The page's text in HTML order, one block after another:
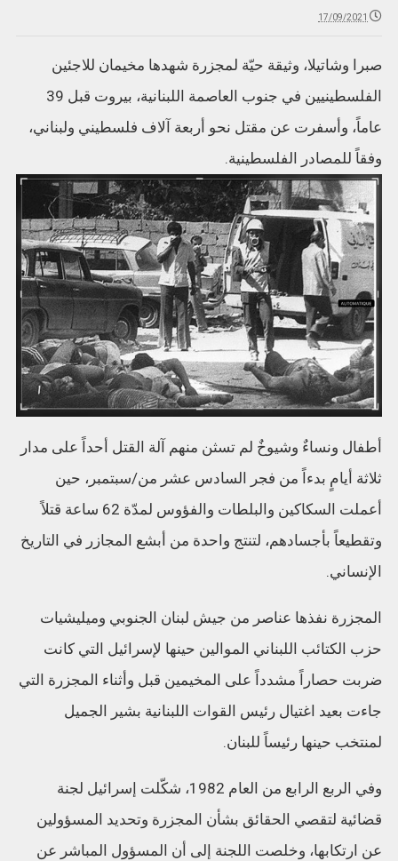
17/09/2021
صبرا وشاتيلا، وثيقة حيّة لمجزرة شهدها مخيمان للاجئين
الفلسطينيين في جنوب العاصمة اللبنانية، بيروت قبل 39
عاماً، وأسفرت عن مقتل نحو أربعة آلاف فلسطيني ولبناني،
وفقاً للمصادر الفلسطينية.
أطفال ونساءٌ وشيوخٌ لم تسثن منهم آلة القتل أحداً على مدار
ثلاثة أيامٍ بدءاً من فجر السادس عشر من/سبتمبر، حين
أعملت السكاكين والبلطات والفؤوس لمدّة 62 ساعة قتلاً
وتقطيعاً بأجسادهم، لتنتج واحدة من أبشع المجازر في التاريخ
الإنساني.
المجزرة نفذها عناصر من جيش لبنان الجنوبي وميليشيات
حزب الكتائب اللبناني الموالين حينها لإسرائيل التي كانت
ضربت حصاراً مشدداً على المخيمين قبل وأثناء المجزرة التي
جاءت بعيد اغتيال رئيس القوات اللبنانية بشير الجميل
لمنتخب حينها رئيساً للبنان.
وفي الربع الرابع من العام 1982، شكّلت إسرائيل لجنة
قضائية لتقصي الحقائق بشأن المجزرة وتحديد المسؤولين
عن ارتكابها، وخلصت اللجنة إلى أن المسؤول المباشر عن